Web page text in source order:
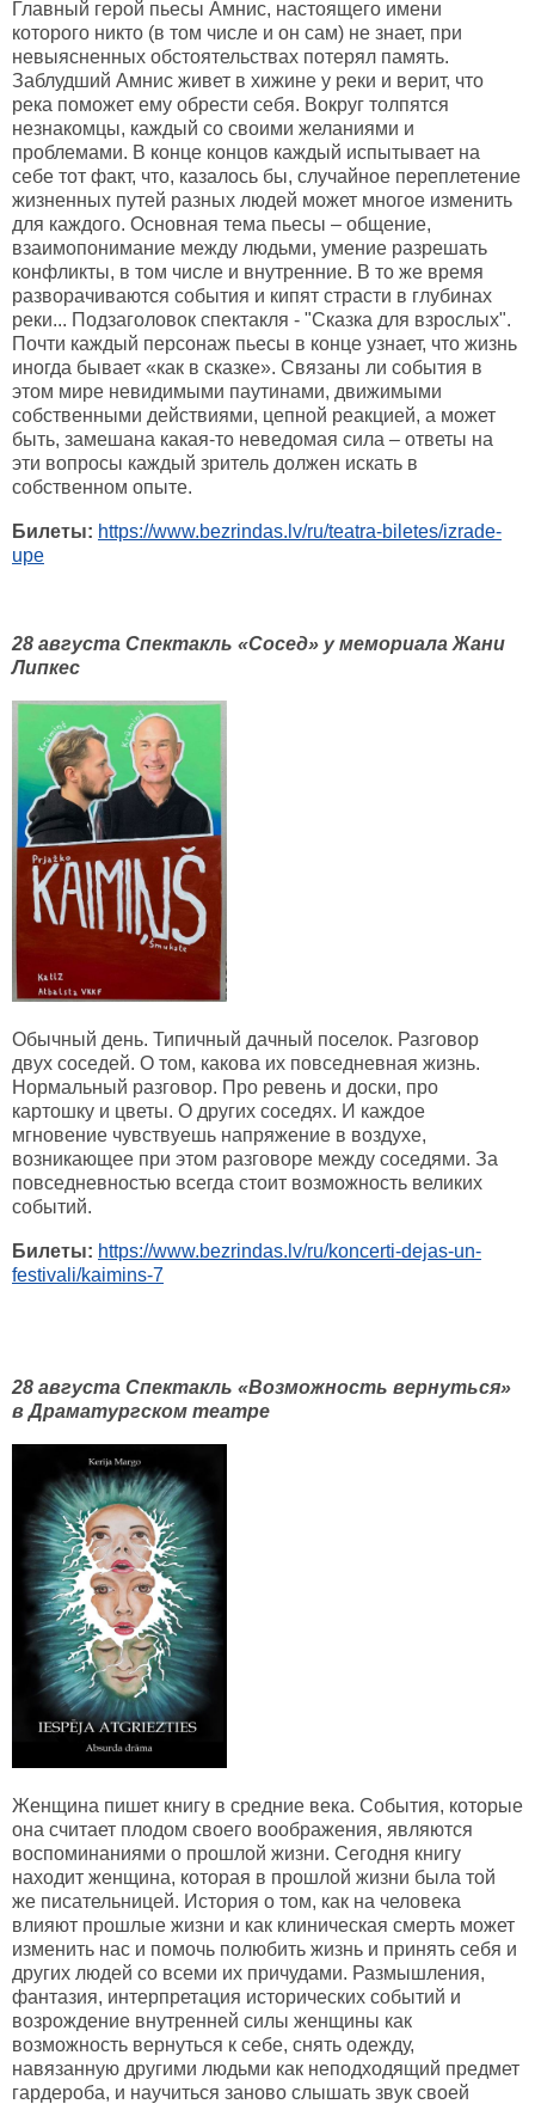
Главный герой пьесы Амнис, настоящего имени
которого никто (в том числе и он сам) не знает, при
невыясненных обстоятельствах потерял память.
Заблудший Амнис живет в хижине у реки и верит, что
река поможет ему обрести себя. Вокруг толпятся
незнакомцы, каждый со своими желаниями и
проблемами. В конце концов каждый испытывает на
себе тот факт, что, казалось бы, случайное переплетение
жизненных путей разных людей может многое изменить
для каждого. Основная тема пьесы – общение,
взаимопонимание между людьми, умение разрешать
конфликты, в том числе и внутренние. В то же время
разворачиваются события и кипят страсти в глубинах
реки... Подзаголовок спектакля - "Сказка для взрослых".
Почти каждый персонаж пьесы в конце узнает, что жизнь
иногда бывает «как в сказке». Связаны ли события в
этом мире невидимыми паутинами, движимыми
собственными действиями, цепной реакцией, а может
быть, замешана какая-то неведомая сила – ответы на
эти вопросы каждый зритель должен искать в
собственном опыте.
Билеты: https://www.bezrindas.lv/ru/teatra-biletes/izrade-
upe
28 августа Спектакль «Сосед» у мемориала Жани
Липкес
Обычный день. Типичный дачный поселок. Разговор
двух соседей. О том, какова их повседневная жизнь.
Нормальный разговор. Про ревень и доски, про
картошку и цветы. О других соседях. И каждое
мгновение чувствуешь напряжение в воздухе,
возникающее при этом разговоре между соседями. За
повседневностью всегда стоит возможность великих
событий.
Билеты: https://www.bezrindas.lv/ru/koncerti-dejas-un-
festivali/kaimins-7
28 августа Спектакль «Возможность вернуться»
в Драматургском театре
Женщина пишет книгу в средние века. События, которые
она считает плодом своего воображения, являются
воспоминаниями о прошлой жизни. Сегодня книгу
находит женщина, которая в прошлой жизни была той
же писательницей. История о том, как на человека
влияют прошлые жизни и как клиническая смерть может
изменить нас и помочь полюбить жизнь и принять себя и
других людей со всеми их причудами. Размышления,
фантазия, интерпретация исторических событий и
возрождение внутренней силы женщины как
возможность вернуться к себе, снять одежду,
навязанную другими людьми как неподходящий предмет
гардероба, и научиться заново слышать звук своей